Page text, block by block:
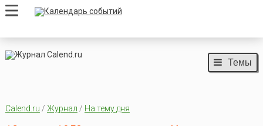
Темы
Calend.ru / Журнал / На тему дня